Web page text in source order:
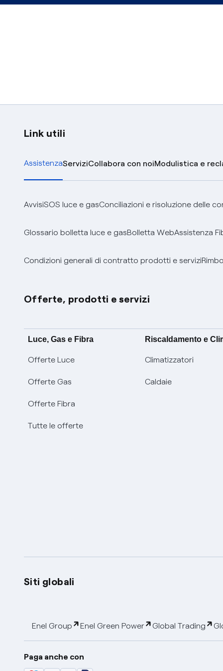
Link utili
AssistenzaServiziCollabora con noiModulistica e
AvvisiSOS luce e gasConciliazioni e risoluzione delle
Glossario bolletta luce e gasBolletta WebAssistenza
Condizioni generali di contratto prodotti e servizi
Offerte, prodotti e servizi
Luce, Gas e Fibra
Offerte Luce
Offerte Gas
Offerte Fibra
Tutte le offerte
Riscaldamento e
Climatizzatori
Caldaie
Siti globali
Enel Group Enel Green Power Global Trading
Paga anche con